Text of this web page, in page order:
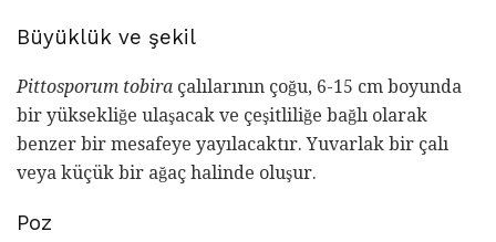
Büyüklük ve şekil
Pittosporum tobira çalılarının çoğu, 6-15 cm boyunda
bir yüksekliğe ulaşacak ve çeşitliliğe bağlı olarak
benzer bir mesafeye yayılacaktır. Yuvarlak bir çalı
veya küçük bir ağaç halinde oluşur.
Poz